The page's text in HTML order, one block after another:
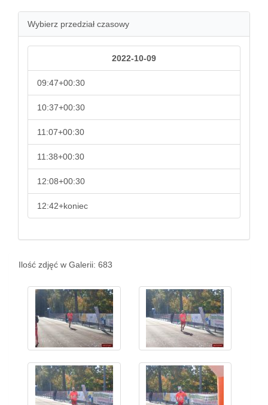
Wybierz przedział czasowy
2022-10-09
09:47+00:30
10:37+00:30
11:07+00:30
11:38+00:30
12:08+00:30
12:42+koniec
Ilość zdjęć w Galerii: 683